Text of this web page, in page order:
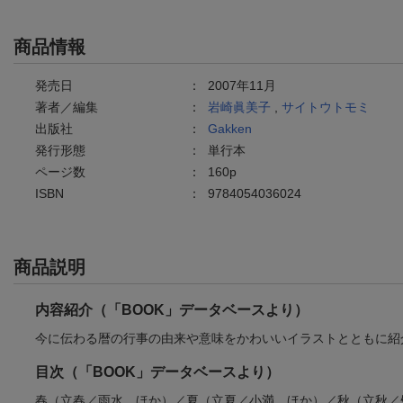
商品情報
発売日 ： 2007年11月
著者／編集
： 岩崎眞美子
サイトウトモミ
出版社
： Gakken
発行形態
： 単行本
ページ数
： 160p
ISBN
： 9784054036024
商品説明
内容紹介（「BOOK」データベースより）
今に伝わる暦の行事の由来や意味をかわいいイラストとともに紹
目次（「BOOK」データベースより）
春（立春／雨水 ほか）／夏（立夏／小満 ほか）／秋（立秋